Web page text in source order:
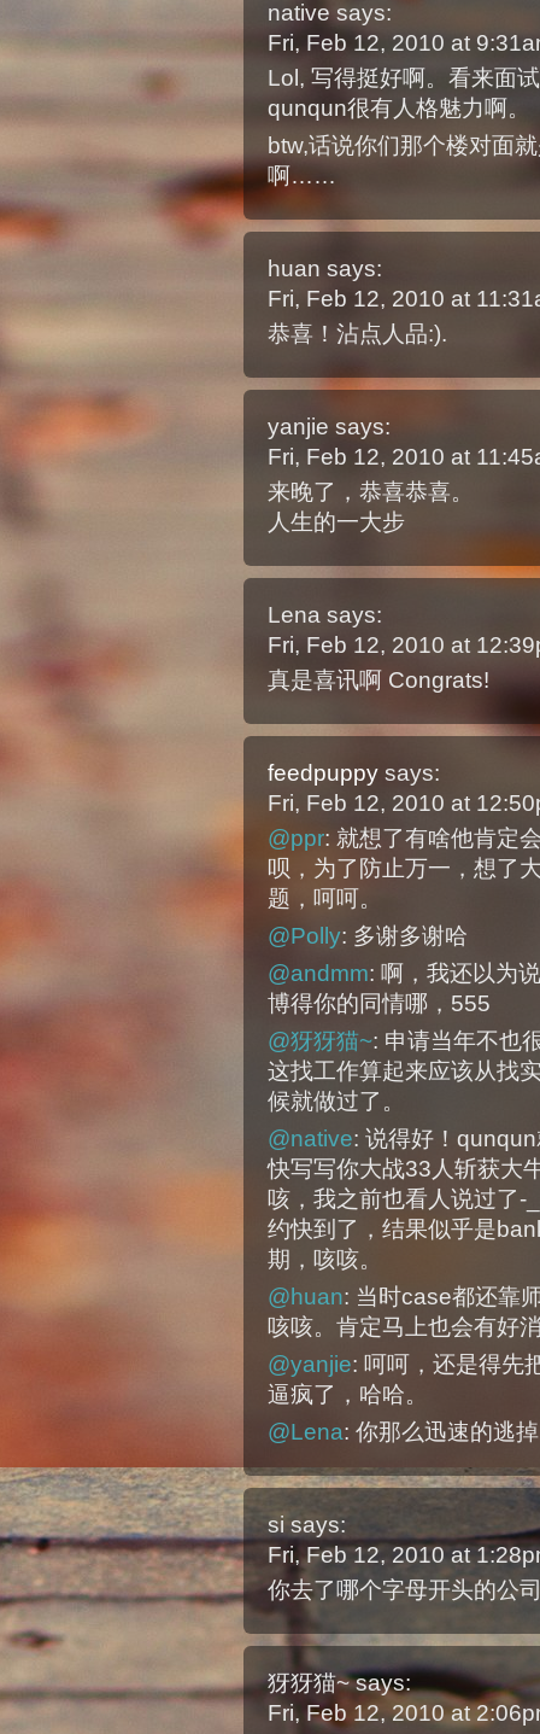
native says:
Fri, Feb 12, 2010 at
Lol, 写得挺好啊。看来面
qunqun很有人格魅力啊。
btw,话说你们那个楼对面
啊……
huan says:
Fri, Feb 12, 2010 at
恭喜！沾点人品:).
yanjie says:
Fri, Feb 12, 2010 at
来晚了，恭喜恭喜。
人生的一大步
Lena says:
Fri, Feb 12, 2010 at
真是喜讯啊 Congrats!
feedpuppy says:
Fri, Feb 12, 2010 at
@ppr: 就想了有啥他肯定
呗，为了防止万一，想了
题，呵呵。
@Polly: 多谢多谢哈
@andmm: 啊，我还以为
博得你的同情哪，555
@犽犽猫~: 申请当年不也
这找工作算起来应该从找
候就做过了。
@native: 说得好！
快写写你大战33人斩获大
咳，我之前也看人说过了-
约快到了，结果似乎是
期，咳咳。
@huan: 当时case都还靠
咳咳。肯定马上也会有好
@yanjie: 呵呵，还是得先
逼疯了，哈哈。
@Lena: 你那么迅速的逃
si says:
Fri, Feb 12, 2010 at
你去了哪个字母开头的公
犽犽猫~ says:
Fri, Feb 12, 2010 at